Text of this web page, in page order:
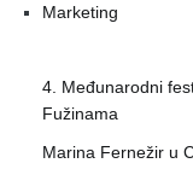
Marketing
4. Međunarodni
Fužinama
Marina Fernežir u